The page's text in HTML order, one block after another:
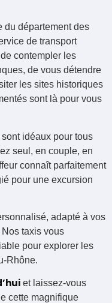
du département des
de transport
contempler les
de vous détendre
les sites historiques
sont là pour vous
idéaux pour tous
seul, en couple, en
connaît parfaitement
pour une excursion
adapté à vos
taxis vous
pour explorer les
Rhône.
et laissez-vous
cette magnifique